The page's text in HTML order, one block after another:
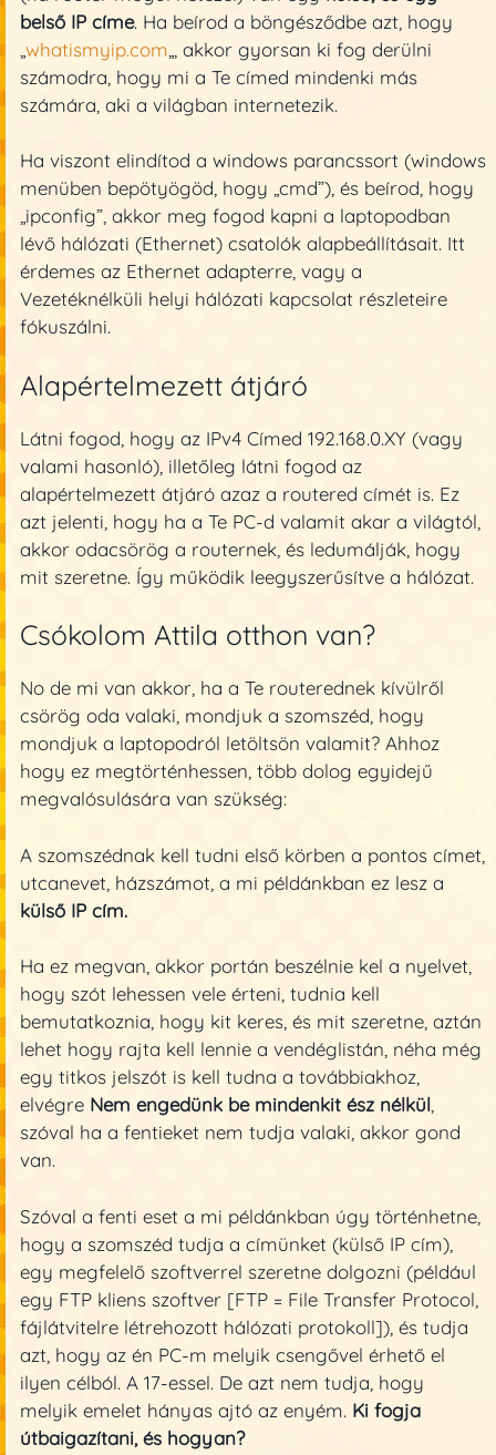
belső IP címe. Ha beírod a böngésződbe azt, hogy
„whatismyip.com „, akkor gyorsan ki fog derülni
számodra, hogy mi a Te címed mindenki más
számára, aki a világban internetezik.
Ha viszont elindítod a windows parancssort (windows
menüben bepötyögöd, hogy „cmd”), és beírod, hogy
„ipconfig”, akkor meg fogod kapni a laptopodban
lévő hálózati (Ethernet) csatolók alapbeállításait. Itt
érdemes az Ethernet adapterre, vagy a
Vezetéknélküli helyi hálózati kapcsolat részleteire
fókuszálni.
Alapértelmezett átjáró
Látni fogod, hogy az IPv4 Címed 192.168.0.XY (vagy
valami hasonló), illetőleg látni fogod az
alapértelmezett átjáró azaz a routered címét is. Ez
azt jelenti, hogy ha a Te PC-d valamit akar a világtól,
akkor odacsörög a routernek, és ledumálják, hogy
mit szeretne. Így működik leegyszerűsítve a hálózat.
Csókolom Attila otthon van?
No de mi van akkor, ha a Te routerednek kívülről
csörög oda valaki, mondjuk a szomszéd, hogy
mondjuk a laptopodról letöltsön valamit? Ahhoz
hogy ez megtörténhessen, több dolog egyidejű
megvalósulására van szükség:
A szomszédnak kell tudni első körben a pontos címet,
utcanevet, házszámot, a mi példánkban ez lesz a
külső IP cím.
Ha ez megvan, akkor portán beszélnie kel a nyelvet,
hogy szót lehessen vele érteni, tudnia kell
bemutatkoznia, hogy kit keres, és mit szeretne, aztán
lehet hogy rajta kell lennie a vendéglistán, néha még
egy titkos jelszót is kell tudna a továbbiakhoz,
elvégre Nem engedünk be mindenkit ész nélkül
szóval ha a fentieket nem tudja valaki, akkor gond
van.
Szóval a fenti eset a mi példánkban úgy történhetne,
hogy a szomszéd tudja a címünket (külső IP cím),
egy megfelelő szoftverrel szeretne dolgozni (például
egy FTP kliens szoftver [FTP = File Transfer Protocol,
fájlátvitelre létrehozott hálózati protokoll]), és tudja
azt, hogy az én PC-m melyik csengővel érhető el
ilyen célból. A 17-essel. De azt nem tudja, hogy
melyik emelet hányas ajtó az enyém. Ki fogja
útbaigazítani, és hogyan?